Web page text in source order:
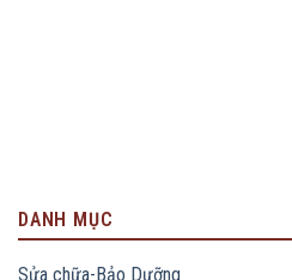
DANH MỤC
Sửa chữa-Bảo Dưỡng